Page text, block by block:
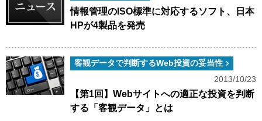
情報管理のISO標準に対応するソフト、日本
HPが4製品を発売
客観データで判断するWeb投資の妥当性
2013/10/23
【第1回】Webサイトへの適正な投資を判断
する「客観データ」とは